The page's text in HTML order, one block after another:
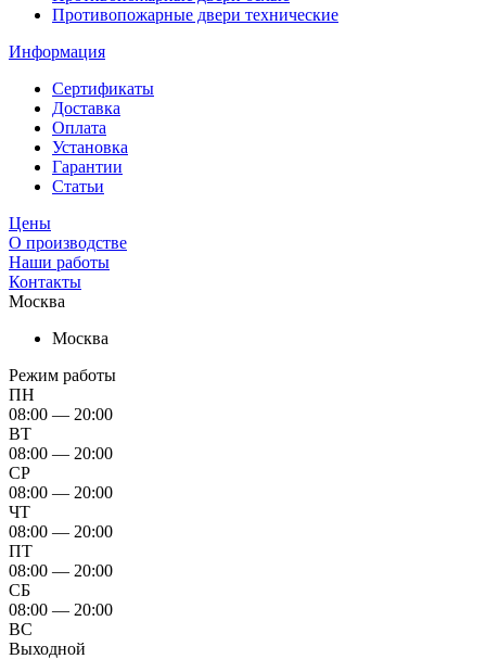
Противопожарные двери технические
Информация
Сертификаты
Доставка
Оплата
Установка
Гарантии
Статьи
Цены
О производстве
Наши работы
Контакты
Москва
Москва
Режим работы
ПН
08:00 — 20:00
ВТ
08:00 — 20:00
СР
08:00 — 20:00
ЧТ
08:00 — 20:00
ПТ
08:00 — 20:00
СБ
08:00 — 20:00
ВС
Выходной